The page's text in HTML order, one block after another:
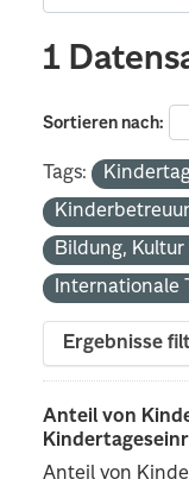
1
Sortieren nach
Tags:
Bildung,
Internationale
Ergebnisse
Anteil von
Anteil von